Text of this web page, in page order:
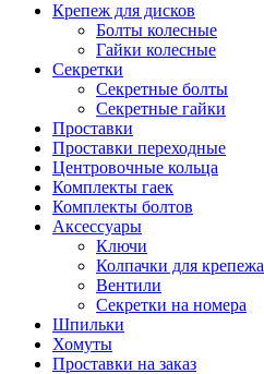
Крепеж для дисков
Болты колесные
Гайки колесные
Секретки
Секретные болты
Секретные гайки
Проставки
Проставки переходные
Центровочные кольца
Комплекты гаек
Комплекты болтов
Аксессуары
Ключи
Колпачки для крепежа
Вентили
Секретки на номера
Шпильки
Хомуты
Проставки на заказ